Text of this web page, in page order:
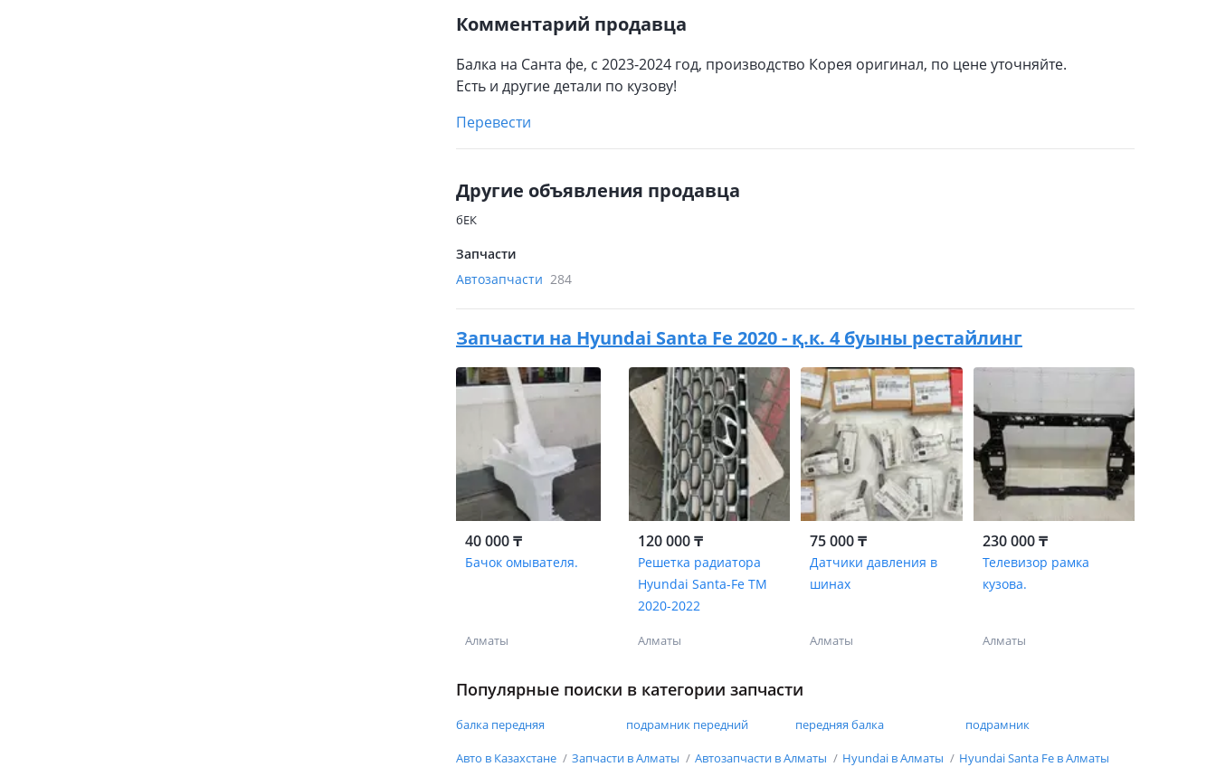
Комментарий продавца
Балка на Санта фе, с 2023-2024 год, производство Корея оригинал, по цене уточняйте.
Есть и другие детали по кузову!
Перевести
Другие объявления продавца
бЕК
Запчасти
Автозапчасти 284
Запчасти на Hyundai Santa Fe 2020 - қ.к. 4 буыны рестайлинг
40 000 ₸
Бачок омывателя.
Алматы
120 000 ₸
Решетка радиатора
Hyundai Santa-Fe TM
2020-2022
Алматы
75 000 ₸
Датчики давления в
шинах
Алматы
230 000 ₸
Телевизор рамка
кузова.
Алматы
Популярные поиски в категории запчасти
балка передняя подрамник передний передняя балка подрамник
Авто в Казахстане Запчасти в Алматы Автозапчасти в Алматы Hyundai в Алматы Hyundai Santa Fe в Алматы